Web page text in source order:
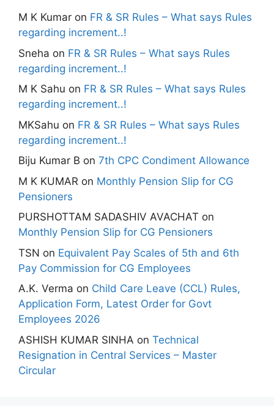
M K Kumar on FR & SR Rules – What says Rules
regarding increment..!
Sneha on FR & SR Rules – What says Rules
regarding increment..!
M K Sahu on FR & SR Rules – What says Rules
regarding increment..!
MKSahu on FR & SR Rules – What says Rules
regarding increment..!
Biju Kumar B on 7th CPC Condiment Allowance
M K KUMAR on Monthly Pension Slip for CG
Pensioners
PURSHOTTAM SADASHIV AVACHAT on
Monthly Pension Slip for CG Pensioners
TSN on Equivalent Pay Scales of 5th and 6th
Pay Commission for CG Employees
A.K. Verma on Child Care Leave (CCL) Rules,
Application Form, Latest Order for Govt
Employees 2026
ASHISH KUMAR SINHA on Technical
Resignation in Central Services – Master
Circular